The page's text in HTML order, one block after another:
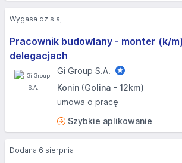
Pracownik budowlany - monter (k/
delegacjach
Gi Group S.A.
Konin (Golina - 12km)
umowa o pracę
Szybkie aplikowanie
Wygasa dzisiaj
Dodana 6 sierpnia